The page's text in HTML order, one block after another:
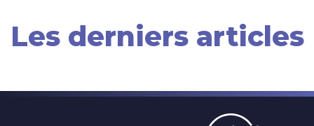
Les derniers articles